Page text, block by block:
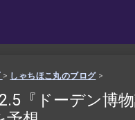
> しゃちほこ丸のブログ>
『ドーデン博